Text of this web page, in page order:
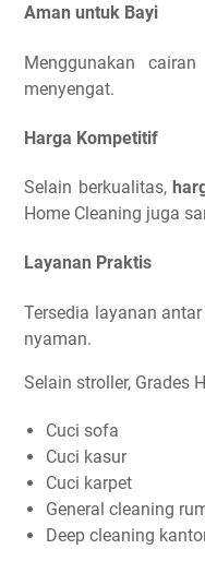
Aman untuk Bayi
Menggunakan
menyengat.
Harga Kompetitif
Selain berkualitas,
Home Cleaning juga
Layanan Praktis
Tersedia layanan
nyaman.
Selain stroller, Grades
Cuci sofa
Cuci kasur
Cuci karpet
General cleaning
Deep cleaning